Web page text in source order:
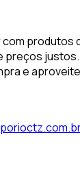
produtos
preços
e